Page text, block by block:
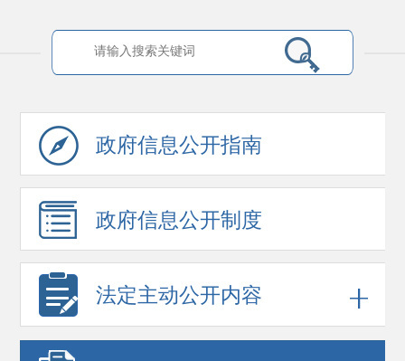
政府信息公开指南
政府信息公开制度
法定主动公开内容